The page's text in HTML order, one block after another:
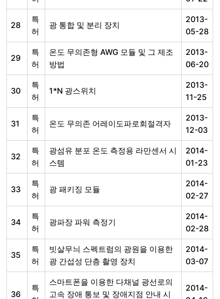
28
특
허
광 통합 및 분리 장치
2013-
05-28
29
특
허
온도 무의존형 AWG 모듈 및 그 제조
방법
2013-
06-20
30
특
허
1*N 광스위치
2013-
11-25
31
특
허
온도 무의존 어레이도파로회절격자
2013-
12-03
32
특
허
광섬유 분포 온도 측정용 라만센서 시
스템
2014-
01-23
33
특
허
광 패키징 모듈
2014-
02-27
34
특
허
광파장 파워 측정기
2014-
02-28
35
특
허
빗살무늬 스펙트럼의 광원을 이용한
광 간섭성 단층 촬영 장치
2014-
03-07
36
특
스마트폰을 이용한 다채널 광선로의
고속 장애 통보 및 장애지점 안내 시
2014-